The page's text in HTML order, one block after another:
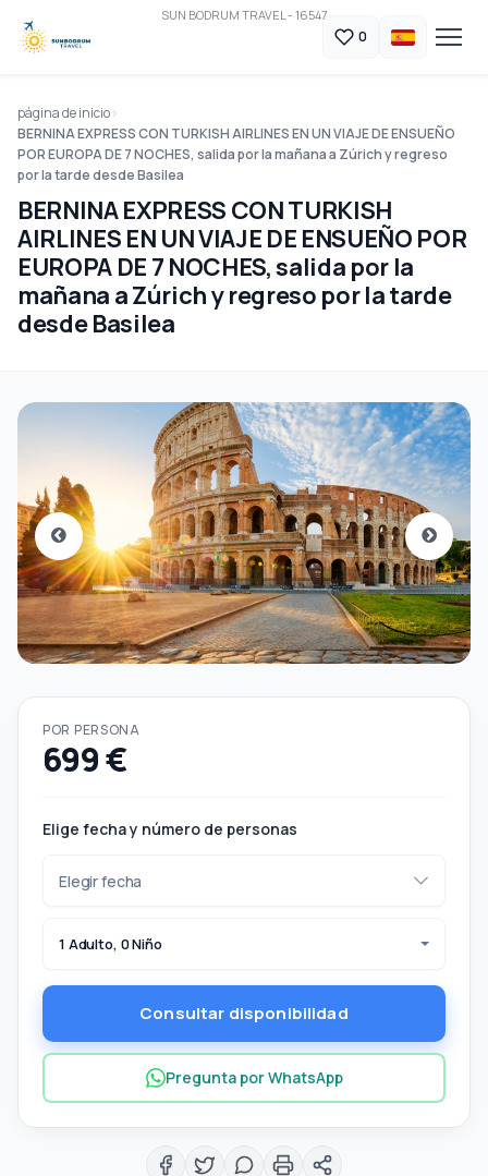
SUN BODRUM TRAVEL - 16547
0
página de inicio
BERNINA EXPRESS CON TURKISH AIRLINES EN UN VIAJE DE ENSUEÑO
POR EUROPA DE 7 NOCHES, salida por la mañana a Zúrich y regreso
por la tarde desde Basilea
BERNINA EXPRESS CON TURKISH
AIRLINES EN UN VIAJE DE ENSUEÑO POR
EUROPA DE 7 NOCHES, salida por la
mañana a Zúrich y regreso por la tarde
desde Basilea
POR PERSONA
699 €
Elige fecha y número de personas
1 Adulto, 0 Niño
Consultar disponibilidad
Pregunta por WhatsApp